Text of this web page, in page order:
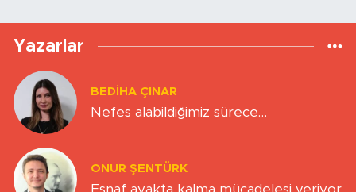
Yazarlar
BEDIHA ÇINAR
Nefes alabildiğimiz sürece…
ONUR ŞENTÜRK